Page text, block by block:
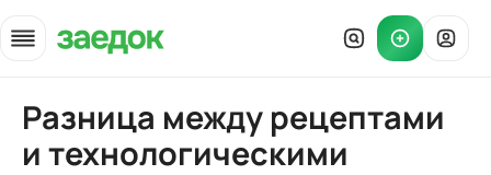
Главная» Статьи »
Разница между рецептами и технологическими картами
Разница между рецептами
и технологическими